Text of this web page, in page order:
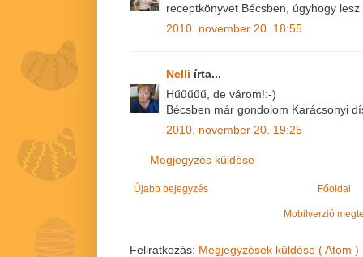
receptkönyvet Bécsben, úgyhogy
2010. november 20. 18:55
Nelli írta...
Hűűűűű, de várom!:-)
Bécsben már gondolom Karácsonyi
2010. november 20. 19:25
Megjegyzés küldése
Újabb bejegyzés Főoldal
Mobilverzió
Feliratkozás: Megjegyzések küldése ( Atom )